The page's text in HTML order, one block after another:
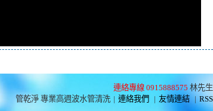
連絡專線 0915888575 林先生
管乾淨 專業高週波水管清洗 | 連絡我們 | 友情連結 | RSS